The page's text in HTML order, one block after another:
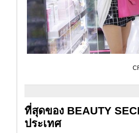
ที่สุดของ BEAUTY
ประเทศ